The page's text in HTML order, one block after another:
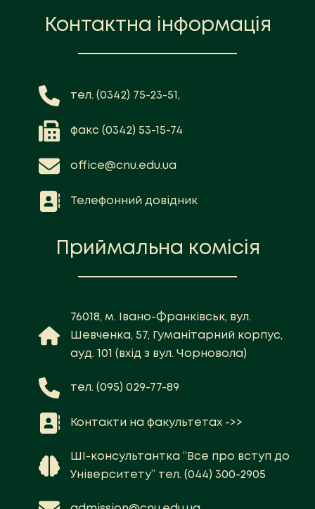
Контактна інформація
тел. (0342) 75-23-51,
факс (0342) 53-15-74
office@cnu.edu.ua
Телефонний довідник
Приймальна комісія
76018, м. Івано-Франківськ, вул.
Шевченка, 57, Гуманітарний корпус,
ауд. 101 (вхід з вул. Чорновола)
тел. (095) 029-77-89
Контакти на факультетах ->>
ШІ-консультантка “Все про вступ до
Університету” тел. (044) 300-2905